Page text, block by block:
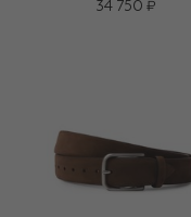
34 750 ₽